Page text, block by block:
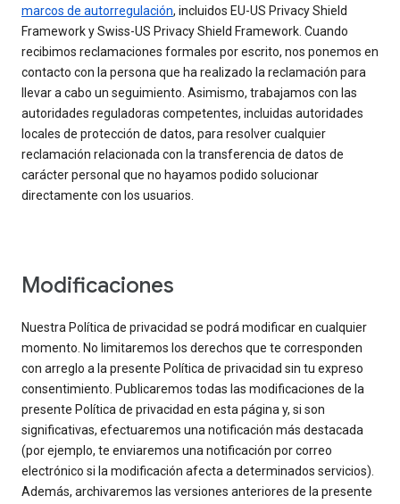
marcos de autorregulación, incluidos EU-US Privacy Shield
Framework y Swiss-US Privacy Shield Framework. Cuando
recibimos reclamaciones formales por escrito, nos ponemos en
contacto con la persona que ha realizado la reclamación para
llevar a cabo un seguimiento. Asimismo, trabajamos con las
autoridades reguladoras competentes, incluidas autoridades
locales de protección de datos, para resolver cualquier
reclamación relacionada con la transferencia de datos de
carácter personal que no hayamos podido solucionar
directamente con los usuarios.
Modificaciones
Nuestra Política de privacidad se podrá modificar en cualquier
momento. No limitaremos los derechos que te corresponden
con arreglo a la presente Política de privacidad sin tu expreso
consentimiento. Publicaremos todas las modificaciones de la
presente Política de privacidad en esta página y, si son
significativas, efectuaremos una notificación más destacada
(por ejemplo, te enviaremos una notificación por correo
electrónico si la modificación afecta a determinados servicios).
Además, archivaremos las versiones anteriores de la presente